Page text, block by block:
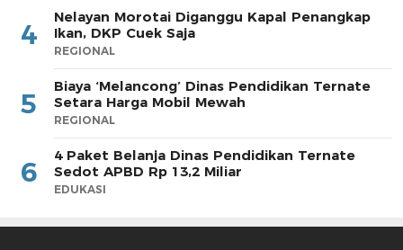
4
Nelayan Morotai Diganggu Kapal Penangkap
Ikan, DKP Cuek Saja
REGIONAL
5
Biaya ‘Melancong’ Dinas Pendidikan Ternate
Setara Harga Mobil Mewah
REGIONAL
6
4 Paket Belanja Dinas Pendidikan Ternate
Sedot APBD Rp 13,2 Miliar
EDUKASI